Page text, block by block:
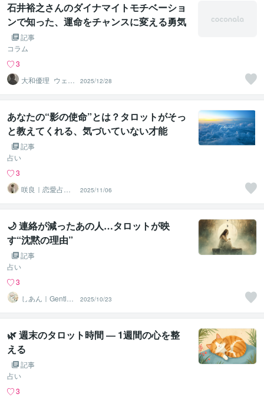
石井裕之さんのダイナマイトモチベーショ
ンで知った、運命をチャンスに変える勇気
の言葉
記事
コラム
3
大和優理_ウェル
ネスパートナー
2025/12/28
あなたの“影の使命”とは？タロットがそっ
と教えてくれる、気づいていない才能
記事
占い
3
咲良｜恋愛占い
心導師
2025/11/06
🌙 連絡が減ったあの人…タロットが映
す“沈黙の理由”
記事
占い
3
しあん｜Gentle
Tarot
2025/10/23
🌿 週末のタロット時間 ― 1週間の心を整
える
記事
占い
3